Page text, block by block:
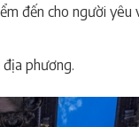
đến cho người yêu
phương.